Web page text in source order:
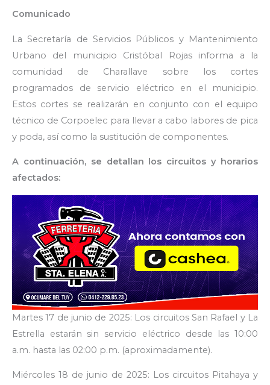
Comunicado
La Secretaría de Servicios Públicos y Mantenimiento
Urbano del municipio Cristóbal Rojas informa a la
comunidad de Charallave sobre los cortes
programados de servicio eléctrico en el municipio.
Estos cortes se realizarán en conjunto con el equipo
técnico de Corpoelec para llevar a cabo labores de pica
y poda, así como la sustitución de componentes.
A continuación, se detallan los circuitos y horarios
afectados:
Martes 17 de junio de 2025: Los circuitos San Rafael y La
Estrella estarán sin servicio eléctrico desde las 10:00
a.m. hasta las 02:00 p.m. (aproximadamente).
Miércoles 18 de junio de 2025: Los circuitos Pitahaya y